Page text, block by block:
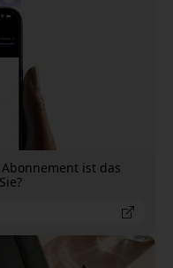
ist das